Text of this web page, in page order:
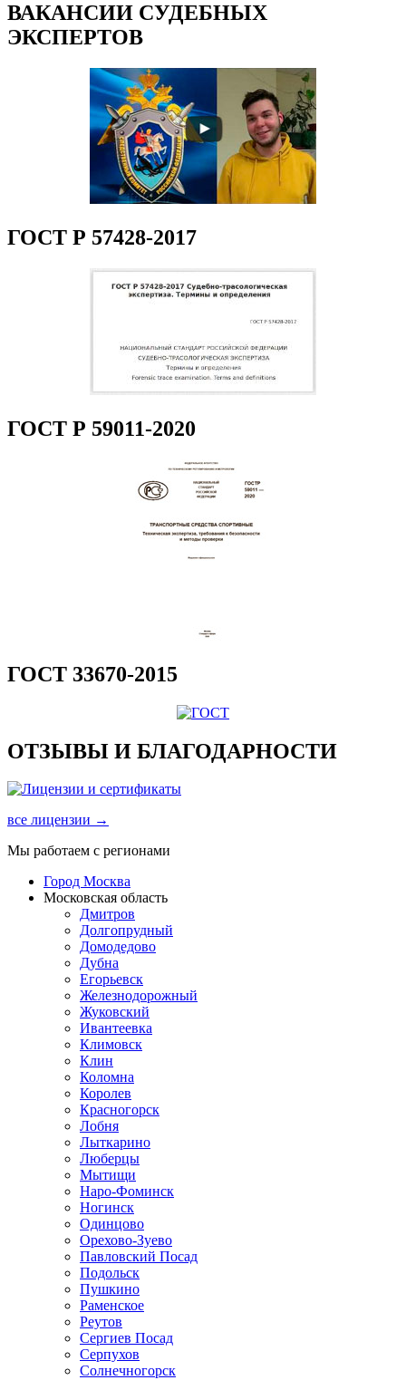
ВАКАНСИИ СУДЕБНЫХ
ЭКСПЕРТОВ
ГОСТ Р 57428-2017
ГОСТ Р 59011-2020
ГОСТ 33670-2015
ОТЗЫВЫ И БЛАГОДАРНОСТИ
все лицензии →
Мы работаем с регионами
Город Москва
Московская область
Дмитров
Долгопрудный
Домодедово
Дубна
Егорьевск
Железнодорожный
Жуковский
Ивантеевка
Климовск
Клин
Коломна
Королев
Красногорск
Лобня
Лыткарино
Люберцы
Мытищи
Наро-Фоминск
Ногинск
Одинцово
Орехово-Зуево
Павловский Посад
Подольск
Пушкино
Раменское
Реутов
Сергиев Посад
Серпухов
Солнечногорск